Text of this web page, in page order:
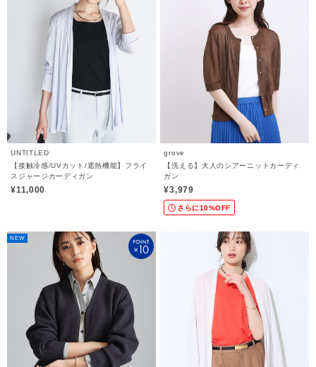
UNTITLED
【接触冷感/UVカット/遮熱機能】フライ
スジャージカーディガン
¥11,000
grove
【洗える】大人のシアーニットカーディ
ガン
¥3,979
さらに10%OFF
NEW